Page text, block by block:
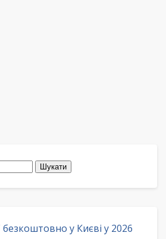
у Києві у 2026